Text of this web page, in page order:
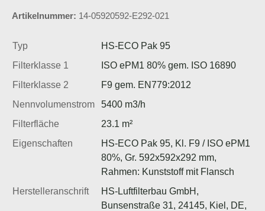
Artikelnummer: 14-05920592-E292-021
Typ
HS-ECO Pak 95
Filterklasse 1
ISO ePM1 80% gem. ISO 16890
Filterklasse 2
F9 gem. EN779:2012
Nennvolumenstrom
5400 m3/h
Filterfläche
23.1 m²
Eigenschaften
HS-ECO Pak 95, Kl. F9 / ISO ePM1
80%, Gr. 592x592x292 mm,
Rahmen: Kunststoff mit Flansch
Herstelleranschrift
HS-Luftfilterbau GmbH,
Bunsenstraße 31, 24145, Kiel, DE,